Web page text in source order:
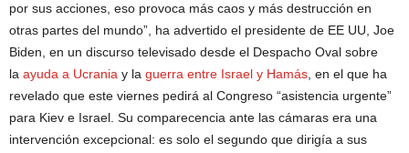
por sus acciones, eso provoca más caos y más destrucción en
otras partes del mundo”, ha advertido el presidente de EE UU, Joe
Biden, en un discurso televisado desde el Despacho Oval sobre
la ayuda a Ucrania y la guerra entre Israel y Hamás , en el que ha
revelado que este viernes pedirá al Congreso “asistencia urgente”
para Kiev e Israel. Su comparecencia ante las cámaras era una
intervención excepcional: es solo el segundo que dirigía a sus